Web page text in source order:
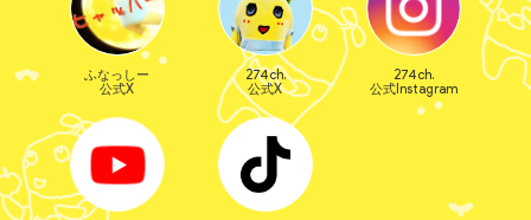
ふなっしー
公式X
274ch.
公式X
274ch.
公式Instagram